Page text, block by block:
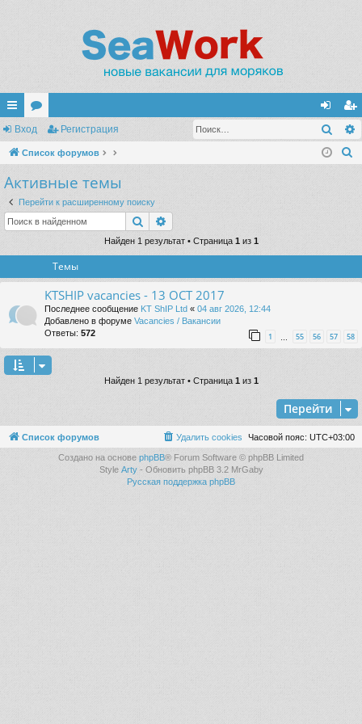
с
ы
лк
и
ор
ум
ы
хо
д
ег
ис
Вход Регистрация
Список форумов
Активные темы
Перейти к расширенному поиску
Поиск
Найден 1 результат • Страница 1 из 1
Темы
KTSHIP vacancies - 13 OCT 2017
Последнее сообщение KT ShIP Ltd « 04 авг 2026, 12:44
Добавлено в форуме Vacancies / Вакансии
Ответы: 572 1 … 55 56 57 58
Найден 1 результат • Страница 1из 1
Перейти
Список форумов Часовой пояс: UTC+03:00
Удалить cookies
Создано на основе phpBB® Forum Software © phpBB Limited
Style Arty- Обновить phpBB 3.2 MrGaby
Русская поддержка phpBB